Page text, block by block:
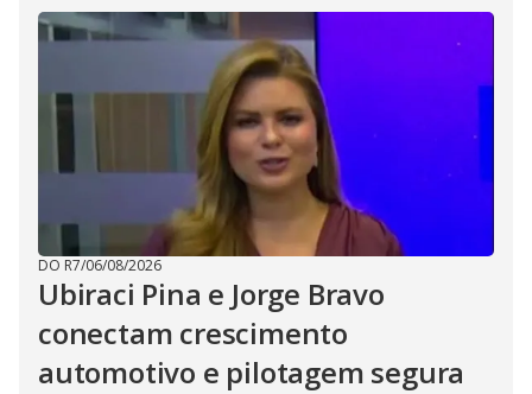
DO R7/06/08/2026
Ubiraci Pina e Jorge Bravo
conectam crescimento
automotivo e pilotagem segura